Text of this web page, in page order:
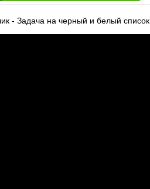
- Задача на черный и белый список.